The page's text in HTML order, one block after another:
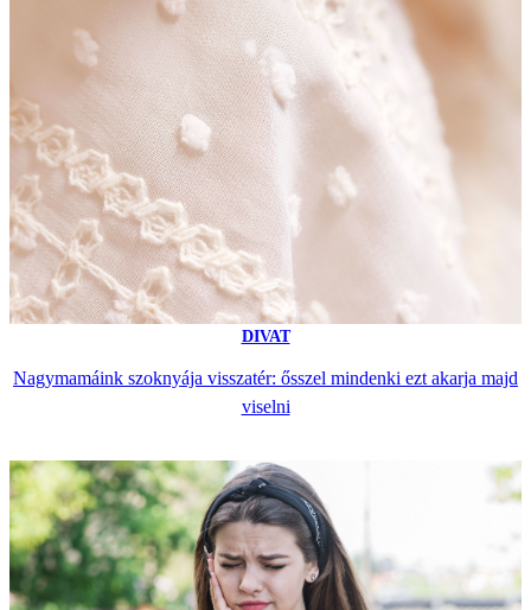
DIVAT
Nagymamáink szoknyája visszatér: ősszel mindenki ezt akarja majd
viselni